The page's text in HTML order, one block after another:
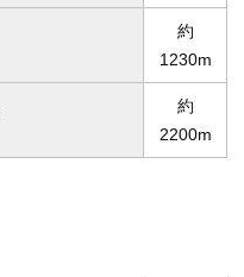
約
1230m
約
2200m